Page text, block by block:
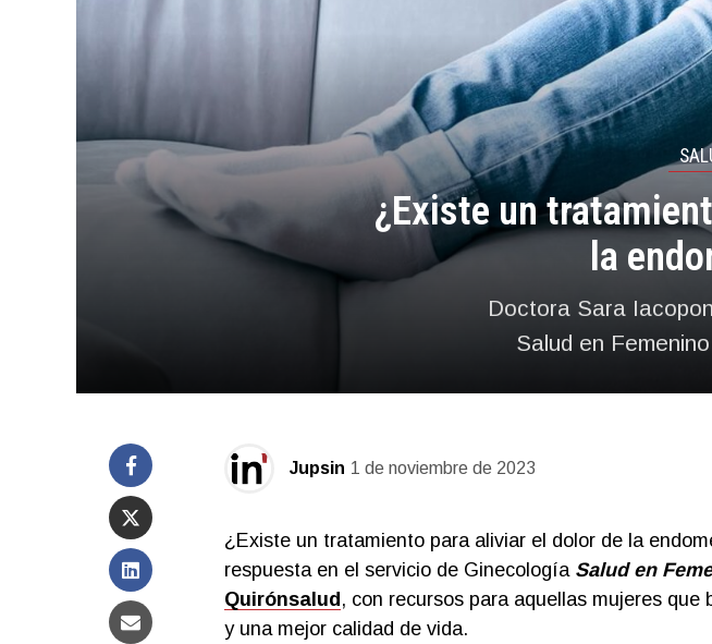
¿Existe un
la
Doctora Sara
Salud en
Jupsin 1 de noviembre de 2023
¿Existe un tratamiento para aliviar el dolor de la
respuesta en el servicio de Ginecología Salud en
Quirónsalud , con recursos para aquellas mujeres que
y una mejor calidad de vida.